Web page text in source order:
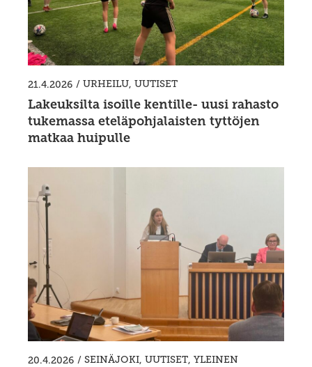
21.4.2026 / URHEILU, UUTISET
Lakeuksilta isoille kentille- uusi rahasto
tukemassa eteläpohjalaisten tyttöjen
matkaa huipulle
20.4.2026 / SEINÄJOKI, UUTISET, YLEINEN